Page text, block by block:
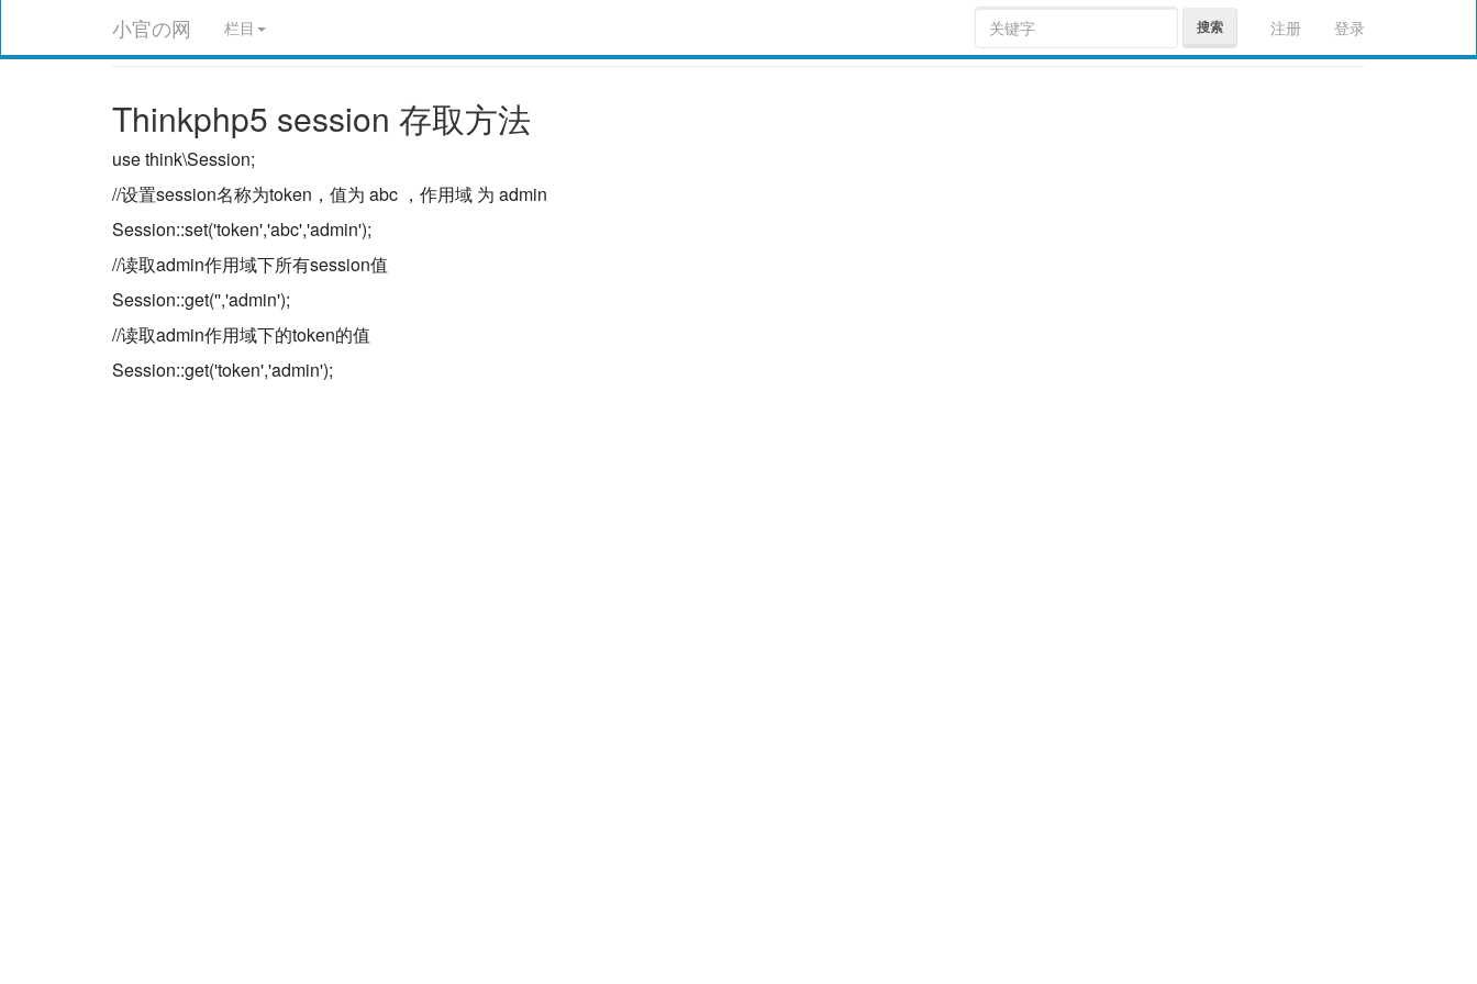
小官の网 栏目 注册 登录
搜索
Thinkphp5 session 存取方法
use think\Session;
//设置session名称为token，值为 abc ，作用域 为 admin
Session::set('token','abc','admin');
//读取admin作用域下所有session值
Session::get('','admin');
//读取admin作用域下的token的值
Session::get('token','admin');